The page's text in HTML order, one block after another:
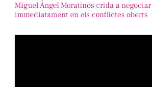
Miguel Ángel Moratinos crida a
immediatament en els conflictes oberts